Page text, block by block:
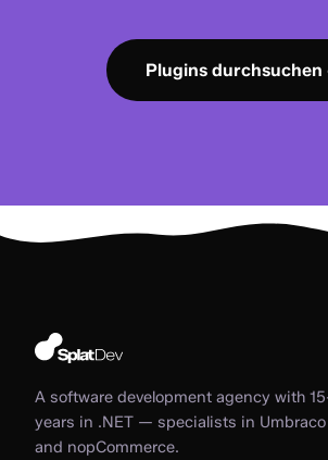
Plugins
A software development agency with
years in .NET — specialists in Umbraco
and nopCommerce.